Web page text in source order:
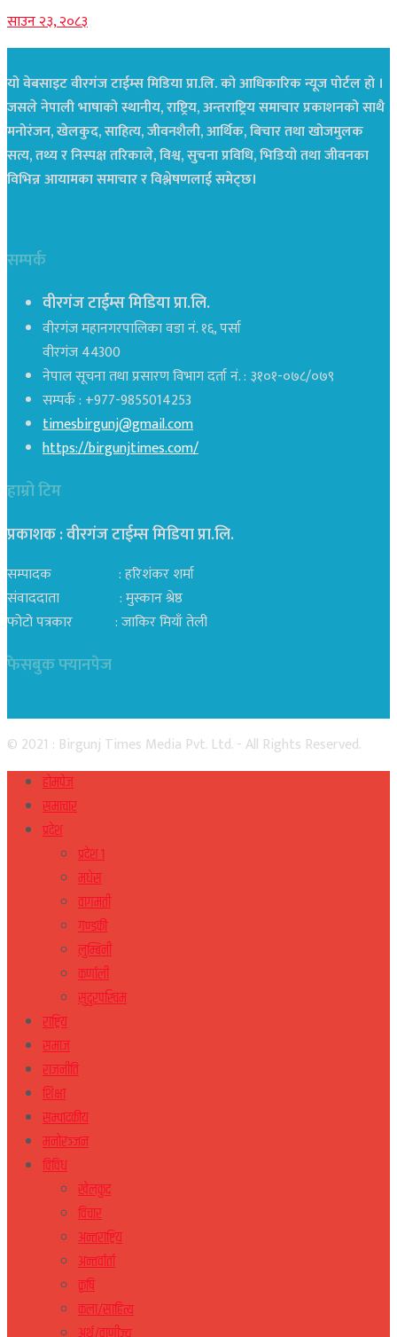
साउन २३, २०८३
यो वेबसाइट वीरगंज टाईम्स मिडिया प्रा.लि. को आधिकारिक न्यूज पोर्टल हो ।
जसले नेपाली भाषाको स्थानीय, राष्ट्रिय, अन्तराष्ट्रिय समाचार प्रकाशनको साथै
मनोरंजन, खेलकुद, साहित्य, जीवनशैली, आर्थिक, बिचार तथा खोजमुलक
सत्य, तथ्य र निस्पक्ष तरिकाले, विश्व, सुचना प्रविधि, भिडियो तथा जीवनका
विभिन्न आयामका समाचार र विश्लेषणलाई समेट्छ।
सम्पर्क
वीरगंज टाईम्स मिडिया प्रा.लि.
वीरगंज महानगरपालिका वडा नं. १६, पर्सा
वीरगंज 44300
नेपाल सूचना तथा प्रसारण विभाग दर्ता नं. : ३१०१-०७८/०७९
सम्पर्क : +977-9855014253
timesbirgunj@gmail.com
https://birgunjtimes.com/
हाम्रो टिम
प्रकाशक : वीरगंज टाईम्स मिडिया प्रा‍.लि.
सम्पादक : हरिशंकर शर्मा
संवाददाता : मुस्कान श्रेष्ठ
फोटो पत्रकार : जाकिर मियाँ तेली
फेसबुक फ्यानपेज
© 2021 : Birgunj Times Media Pvt. Ltd. - All Rights Reserved.
होमपेज
समाचार
प्रदेश
प्रदेश १
मधेस
वागमती
गण्डकी
लुम्बिनी
कर्णाली
सुदुरपस्चिम
राष्ट्रिय
समाज
राजनीति
शिक्षा
सम्पादकीय
मनोरञ्जन
विविध
खेलकुद
विचार
अन्तराष्ट्रिय
अन्तर्वार्ता
कृषि
कला/साहित्य